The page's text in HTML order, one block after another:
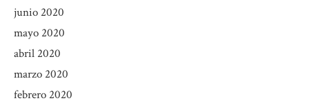
junio 2020
mayo 2020
abril 2020
marzo 2020
febrero 2020